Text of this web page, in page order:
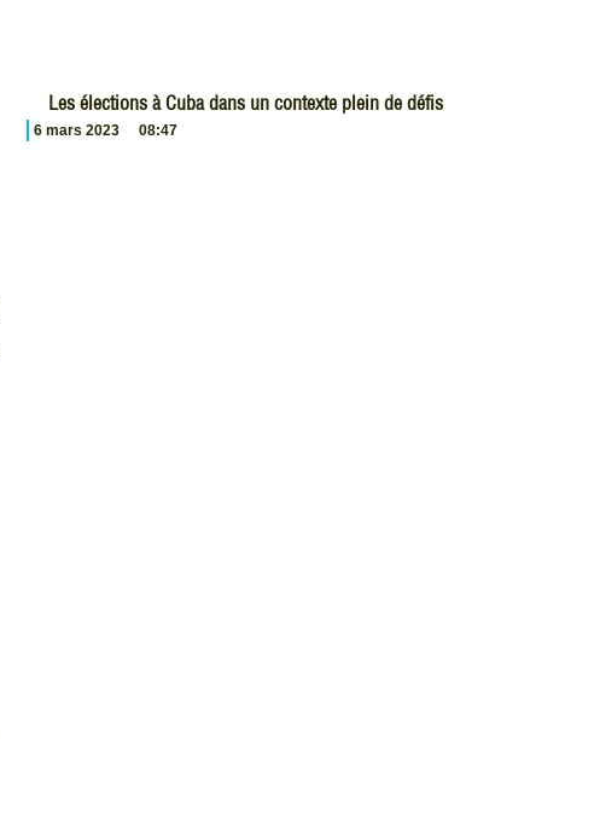
Les élections à Cuba dans un contexte plein de défis
6 mars 2023 08:47